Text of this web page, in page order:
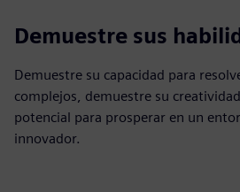
Demuestre sus
Demuestre su capacidad para
complejos, demuestre su
potencial para prosperar en un
innovador.